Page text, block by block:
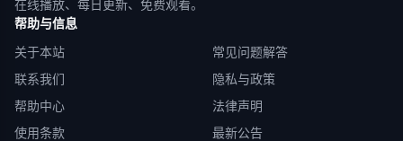
在线播放、每日更新、免费观看。
帮助与信息
关于本站
常见问题解答
联系我们
隐私与政策
帮助中心
法律声明
使用条款
最新公告